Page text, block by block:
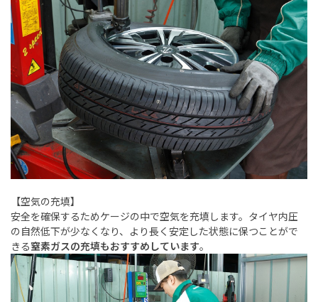
【空気の充填】
安全を確保するためケージの中で空気を充填します。タイヤ内圧
の自然低下が少なくなり、より長く安定した状態に保つことがで
きる窒素ガスの充填もおすすめしています。